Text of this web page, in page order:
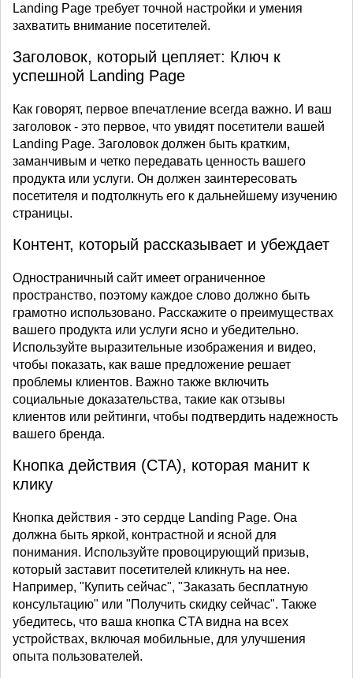
Landing Page требует точной настройки и умения
захватить внимание посетителей.
Заголовок, который цепляет: Ключ к
успешной Landing Page
Как говорят, первое впечатление всегда важно. И ваш
заголовок - это первое, что увидят посетители вашей
Landing Page. Заголовок должен быть кратким,
заманчивым и четко передавать ценность вашего
продукта или услуги. Он должен заинтересовать
посетителя и подтолкнуть его к дальнейшему изучению
страницы.
Контент, который рассказывает и убеждает
Одностраничный сайт имеет ограниченное
пространство, поэтому каждое слово должно быть
грамотно использовано. Расскажите о преимуществах
вашего продукта или услуги ясно и убедительно.
Используйте выразительные изображения и видео,
чтобы показать, как ваше предложение решает
проблемы клиентов. Важно также включить
социальные доказательства, такие как отзывы
клиентов или рейтинги, чтобы подтвердить надежность
вашего бренда.
Кнопка действия (CTA), которая манит к
клику
Кнопка действия - это сердце Landing Page. Она
должна быть яркой, контрастной и ясной для
понимания. Используйте провоцирующий призыв,
который заставит посетителей кликнуть на нее.
Например, "Купить сейчас", "Заказать бесплатную
консультацию" или "Получить скидку сейчас". Также
убедитесь, что ваша кнопка CTA видна на всех
устройствах, включая мобильные, для улучшения
опыта пользователей.